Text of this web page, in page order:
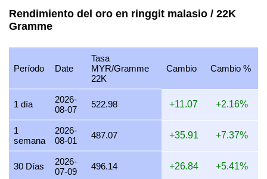
29 julio 2026
28 julio 2026 15,114.00 485.92 485,915.10
27 julio 2026 15,282.24 491.32 491,324.17
26 julio 2026 15,169.63 487.70 487,703.53
25 julio 2026 15,169.63 487,703.53
24 julio 2026 15,234.27 489,781.83
23 julio 2026 15,162.95 487.49
22 julio 2026 15,533.61 499,405.61
Rendimiento del oro en ringgit malasio / 22K
Gramme
Período Date
Tasa
MYR/Gramme
22K
Cambio Cambio %
1 día
2026-
08-07
522.98 +11.07 +2.16%
1
semana
2026-
08-01
487.07 +35.91 +7.37%
30 Días
2026-
07-09
496.14 +26.84 +5.41%